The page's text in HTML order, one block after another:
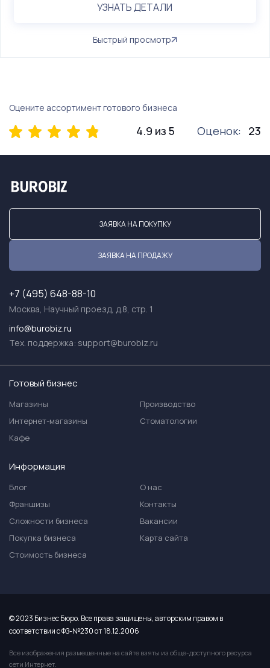
УЗНАТЬ ДЕТАЛИ
Быстрый просмотр
Оцените ассортимент готового бизнеса
4.9 из 5 Оценок: 23
ЗАЯВКА НА ПОКУПКУ
ЗАЯВКА НА ПРОДАЖУ
+7 (495) 648-88-10
Москва, Научный проезд, д.8, стр. 1
info@burobiz.ru
Тех. поддержка: support@burobiz.ru
Готовый бизнес
Магазины
Интернет-магазины
Кафе
Производство
Стоматологии
Информация
Блог
Франшизы
Сложности бизнеса
Покупка бизнеса
Стоимость бизнеса
О нас
Контакты
Вакансии
Карта сайта
© 2023 Бизнес Бюро. Все права защищены, авторским правом в
соответствии с ФЗ-№230 от 18.12.2006
Все изображения размещенные на сайте взяты из обще-доступного ресурса
сети Интернет.